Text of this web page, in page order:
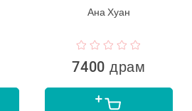
Ана Хуан
7400 драм